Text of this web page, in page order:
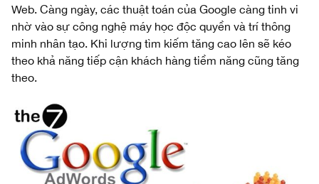
Web. Càng ngày, các thuật toán của Google càng tinh vi
nhờ vào sự công nghệ máy học độc quyền và trí thông
minh nhân tạo. Khi lượng tìm kiếm tăng cao lên sẽ kéo
theo khả năng tiếp cận khách hàng tiềm năng cũng tăng
theo.